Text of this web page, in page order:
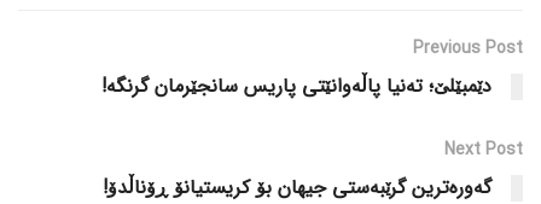
Previous Post
دێمبێلێ؛ تەنیا پاڵەوانێتی پاریس سانجێرمان گرنگە!
Next Post
گەورەترین گرێبەستی جیهان بۆ کریستیانۆ ڕۆناڵدۆ!